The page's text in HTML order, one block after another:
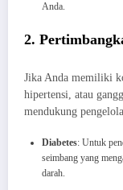
Anda.
2.
Jika Anda memiliki
hipertensi, atau
mendukung
Diabetes: Untuk
seimbang yang
darah.